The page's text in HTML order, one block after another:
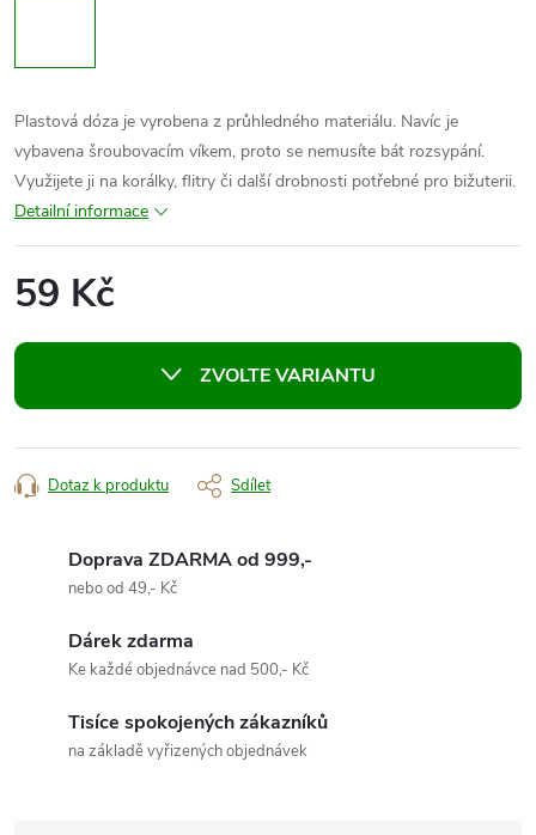
Plastová dóza je vyrobena z průhledného materiálu. Navíc je
vybavena šroubovacím víkem, proto se nemusíte bát rozsypání.
Využijete ji na korálky, flitry či další drobnosti potřebné pro bižuterii.
Detailní informace
59 Kč
cena:
ZVOLTE VARIANTU
Dotaz k produktu Sdílet
Doprava ZDARMA od 999,-
nebo od 49,- Kč
Dárek zdarma
Ke každé objednávce nad 500,- Kč
Tisíce spokojených zákazníků
na základě vyřizených objednávek